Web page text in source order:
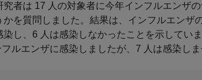
者は 17 人の対象者に今年インフルエンザ
を質問しました。結果は、インフルエンザ
し、6 人は感染しなかったことを示してい
ルエンザに感染しましたが、7 人は感染しま